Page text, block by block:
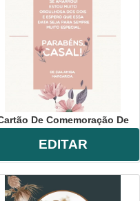
De Comemoração De
EDITAR